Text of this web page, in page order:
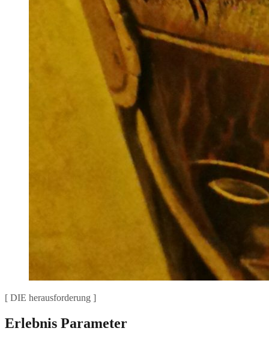
[ DIE herausforderung ]
Erlebnis Parameter